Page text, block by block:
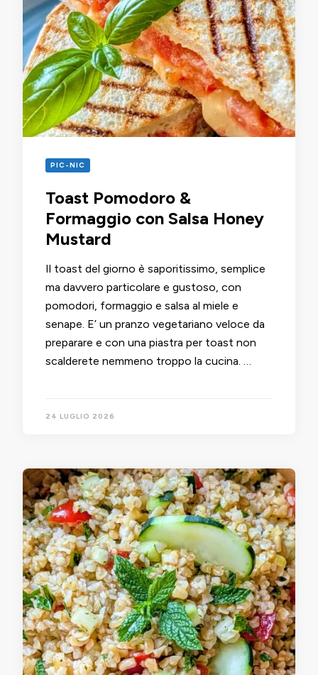
PIC-NIC
Toast Pomodoro &
Formaggio con Salsa Honey
Mustard
Il toast del giorno è saporitissimo, semplice
ma davvero particolare e gustoso, con
pomodori, formaggio e salsa al miele e
senape. E’ un pranzo vegetariano veloce da
preparare e con una piastra per toast non
scalderete nemmeno troppo la cucina. …
24 LUGLIO 2026